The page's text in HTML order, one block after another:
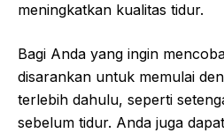
meningkatkan kualitas tidur.
Bagi Anda yang ingin
disarankan untuk memulai
terlebih dahulu, seperti
sebelum tidur. Anda juga